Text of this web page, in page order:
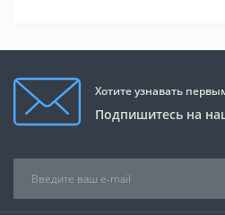
Хотите узнавать
Подпишитесь на